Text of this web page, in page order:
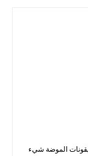
الموضة شيء